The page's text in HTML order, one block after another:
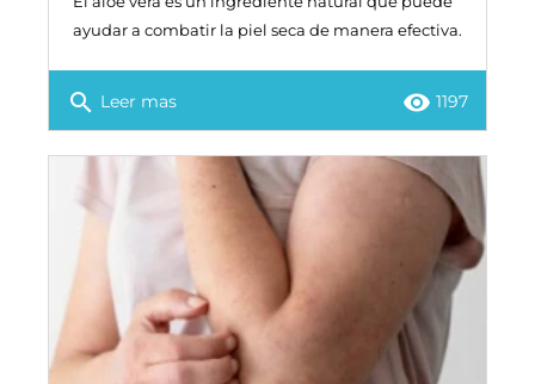
ayudar a combatir la piel seca de manera efectiva.
search Leer mas remove_red_eye 1197